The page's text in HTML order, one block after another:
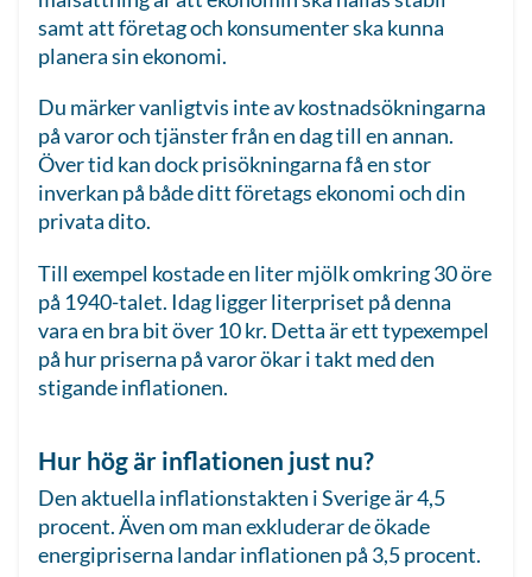
samt att företag och konsumenter ska kunna
planera sin ekonomi.
Du märker vanligtvis inte av kostnadsökningarna
på varor och tjänster från en dag till en annan.
Över tid kan dock prisökningarna få en stor
inverkan på både ditt företags ekonomi och din
privata dito.
Till exempel kostade en liter mjölk omkring 30 öre
på 1940-talet. Idag ligger literpriset på denna
vara en bra bit över 10 kr. Detta är ett typexempel
på hur priserna på varor ökar i takt med den
stigande inflationen.
Hur hög är inflationen just nu?
Den aktuella inflationstakten i Sverige är 4,5
procent. Även om man exkluderar de ökade
energipriserna landar inflationen på 3,5 procent.